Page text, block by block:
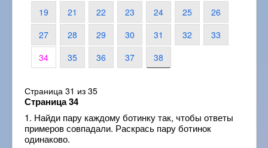
19
21 22 23 24 25
26
27
28 29 30 31 32
33
34
35 36 37 38
Страница 31 из 35
Страница 34
1. Найди пару каждому ботинку так, чтобы ответы
примеров совпадали. Раскрась пару ботинок
одинаково.